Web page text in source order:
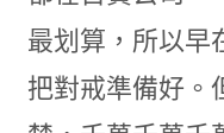
最划算，所以早
把對戒準備好。